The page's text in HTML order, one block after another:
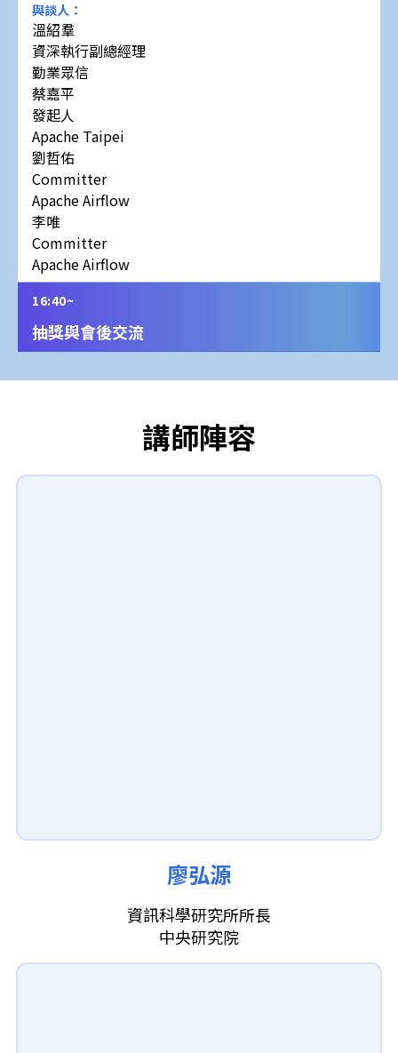
與談人：
溫紹羣
資深執行副總經理
勤業眾信
蔡嘉平
發起人
Apache Taipei
劉哲佑
Committer
Apache Airflow
李唯
Committer
Apache Airflow
16:40~
抽獎與會後交流
講師陣容
廖弘源
資訊科學研究所所長
中央研究院